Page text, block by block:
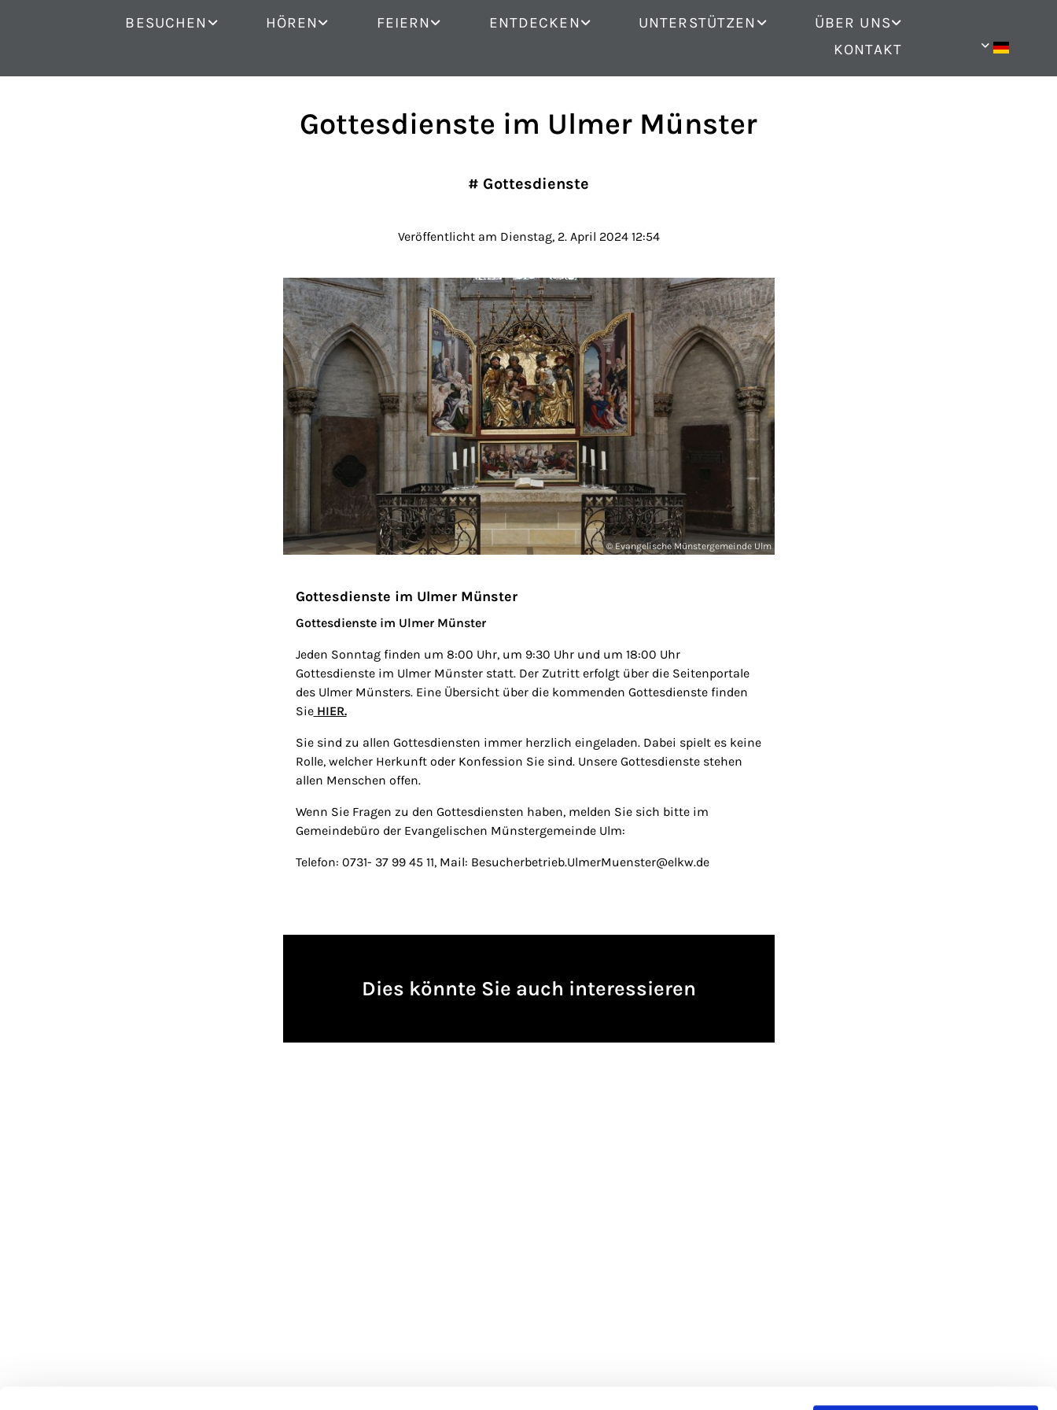
BESUCHEN HÖREN FEIERN ENTDECKEN UNTERSTÜTZEN
ÜBER UNS
KONTAKT
Gottesdienste im Ulmer Münster
# Gottesdienste
Veröffentlicht am Dienstag, 2. April 2024 12:54
© Evangelische Münstergemeinde Ulm
Gottesdienste im Ulmer Münster
Gottesdienste im Ulmer Münster
Jeden Sonntag finden um 8:00 Uhr, um 9:30 Uhr und um 18:00 Uhr
Gottesdienste im Ulmer Münster statt. Der Zutritt erfolgt über die Seitenportale
des Ulmer Münsters. Eine Übersicht über die kommenden Gottesdienste finden
SieHIER.
Sie sind zu allen Gottesdiensten immer herzlich eingeladen. Dabei spielt es keine
Rolle, welcher Herkunft oder Konfession Sie sind. Unsere Gottesdienste stehen
allen Menschen offen.
Wenn Sie Fragen zu den Gottesdiensten haben, melden Sie sich bitte im
Gemeindebüro der Evangelischen Münstergemeinde Ulm:
Telefon: 0731- 37 99 45 11, Mail: Besucherbetrieb.UlmerMuenster@elkw.de
Dies könnte Sie auch interessieren